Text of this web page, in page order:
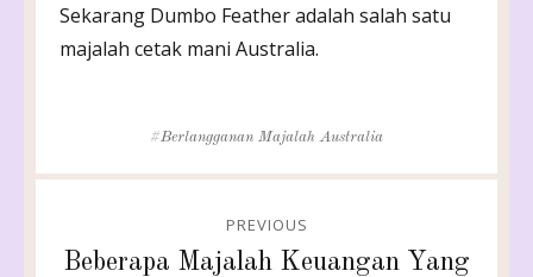
Sekarang Dumbo Feather adalah salah satu
majalah cetak mani Australia.
Tags
Berlangganan Majalah Australia
navigation
PREVIOUS
Previous
Beberapa Majalah Keuangan Yang